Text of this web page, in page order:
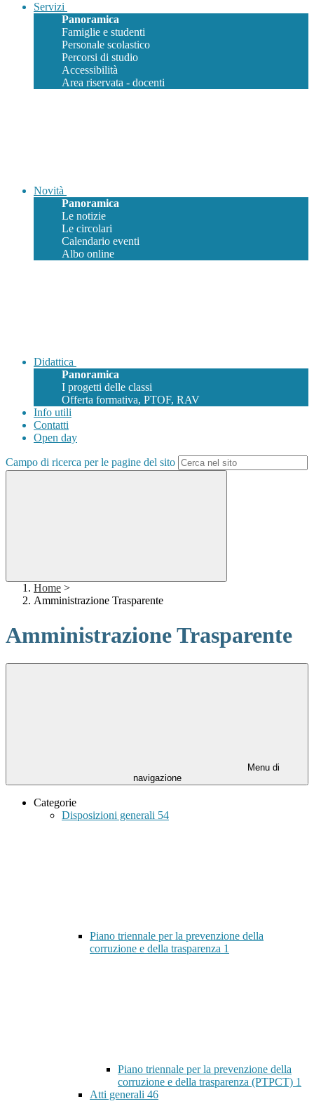
Servizi
Panoramica
Famiglie e studenti
Personale scolastico
Percorsi di studio
Accessibilità
Area riservata - docenti
Novità
Panoramica
Le notizie
Le circolari
Calendario eventi
Albo online
Didattica
Panoramica
I progetti delle classi
Offerta formativa, PTOF, RAV
Info utili
Contatti
Open day
Campo di ricerca per le pagine del sito
Home >
Amministrazione Trasparente
Amministrazione Trasparente
Menu di
navigazione
Categorie
Disposizioni generali 54
Piano triennale per la prevenzione della
corruzione e della trasparenza 1
Piano triennale per la prevenzione della
corruzione e della trasparenza (PTPCT) 1
Atti generali 46